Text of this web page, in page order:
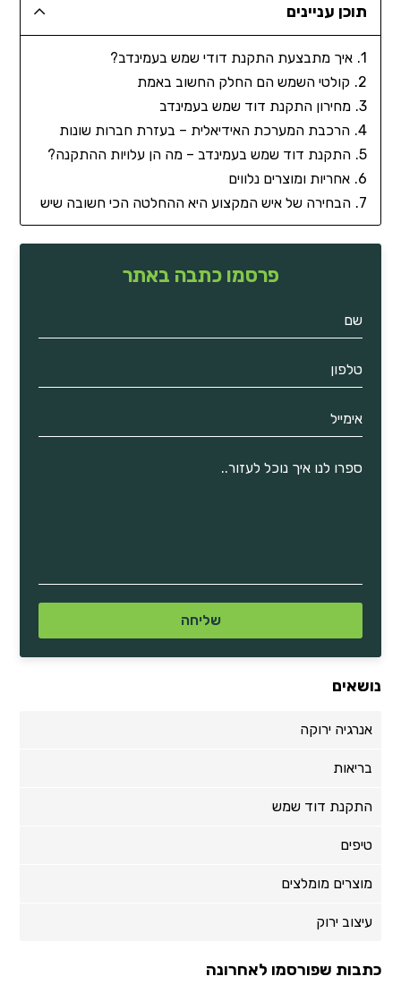
תוכן עניינים
איך מתבצעת התקנת דודי שמש בעמינדב?
קולטי השמש הם החלק החשוב באמת
מחירון התקנת דוד שמש בעמינדב
הרכבת המערכת האידיאלית – בעזרת חברות שונות
התקנת דוד שמש בעמינדב – מה הן עלויות ההתקנה?
אחריות ומוצרים נלווים
הבחירה של איש המקצוע היא ההחלטה הכי חשובה שיש
פרסמו כתבה באתר
נושאים
אנרגיה ירוקה
בריאות
התקנת דוד שמש
טיפים
מוצרים מומלצים
עיצוב ירוק
כתבות שפורסמו לאחרונה